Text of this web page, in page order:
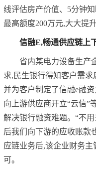
线评估房产价值、5分钟
最高额度200万元,大大提
信融E,畅通供应链上
省内某电力设备生产
求,民生银行得知客户需
并为客户制定了信融e融
向上游供应商开立“云信”
解决银行融资难题。“不
后我们向下游的应收账款
应链业务后,该企业财务
可。